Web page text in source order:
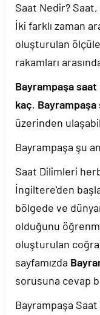
Saat Nedir?
İki farklı zaman
oluşturulan
rakamları
Bayrampaşa saat
kaç,
üzerinden
Bayrampaşa şu
Saat Dilimleri
İngiltere'den
bölgede ve
olduğunu
oluşturulan
sayfamızda
sorusuna cevap
Bayrampaşa Saat